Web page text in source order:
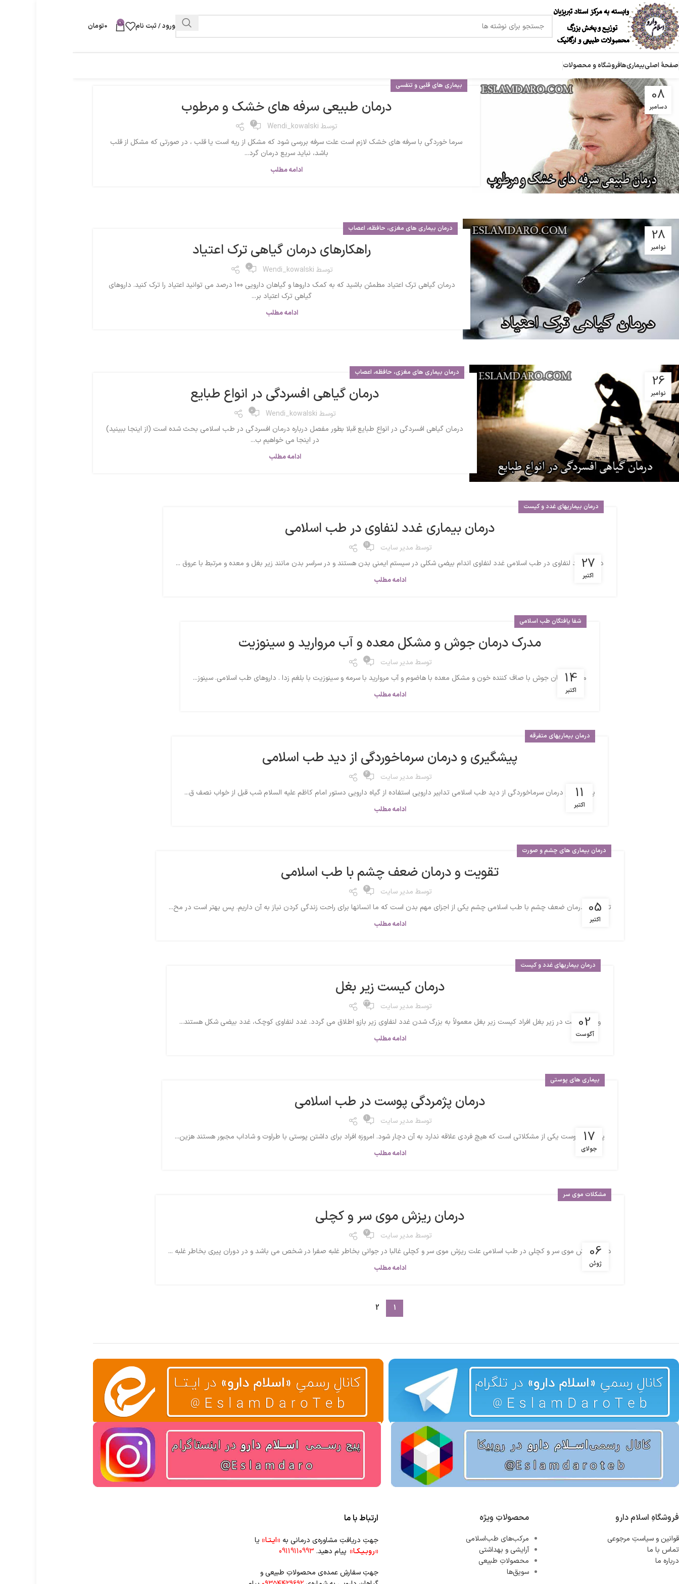
ورود / ثبت نام 0
0تومان
صفحۀ اصلیبیماری‌هافروشگاه و محصولات
08
دسامبر
بیماری های قلبی و تنفسی
درمان طبیعی سرفه های خشک و مرطوب
توسط Wendi_kowalski
2
سرما خوردگی با سرفه های خشک لازم است علت سرفه بررسی شود که مشکل از ریه است یا قلب ، در صورتی که مشکل از قلب
باشد، نباید سریع درمان گرد...
ادامه مطلب
28
نوامبر
درمان بیماری های مغزی، حافظه، اعصاب
راهکارهای درمان گیاهی ترک اعتیاد
توسط Wendi_kowalski
0
درمان گیاهی ترک اعتیاد مطمئن باشید که به کمک داروها و گیاهان دارویی 100 درصد می توانید اعتیاد را ترک کنید. داروهای
گیاهی ترک اعتیاد بر...
ادامه مطلب
26
نوامبر
درمان بیماری های مغزی، حافظه، اعصاب
درمان گیاهی افسردگی در انواع طبایع
توسط Wendi_kowalski
0
درمان گیاهی افسردگی در انواع طبایع قبلا بطور مفصل درباره درمان افسردگی در طب اسلامی بحث شده است (از اینجا ببینید)
در اینجا می خواهیم ب...
ادامه مطلب
27
اکتبر
درمان بیماریهای غدد و کیست
درمان بیماری غدد لنفاوی در طب اسلامی
توسط مدیر سایت 11
درمان غدد لنفاوی در طب اسلامی غدد لنفاوی اندام بیضی شکلی در سیستم ایمنی بدن هستند و در سراسر بدن مانند زیر بغل و معده و مرتبط با عروق ...
ادامه مطلب
14
اکتبر
شفا یافتگان طب اسلامی
مدرک درمان جوش و مشکل معده و آب مروارید و سینوزیت
توسط مدیر سایت 0
مدرک درمان جوش با صاف کننده خون و مشکل معده با هاضوم و آب مروارید با سرمه و سینوزیت با بلغم زدا . داروهای طب اسلامی. سینوز...
ادامه مطلب
11
اکتبر
درمان بیماریهای متفرقه
پیشگیری و درمان سرماخوردگی از دید طب اسلامی
توسط مدیر سایت 4
پیشگیری و درمان سرماخوردگی از دید طب اسلامی تدابیر دارویی استفاده از گیاه دارویی دستور امام كاظم علیه السلام شب قبل از خواب نصف ق...
ادامه مطلب
05
اکتبر
درمان بیماری های چشم و صورت
تقویت و درمان ضعف چشم با طب اسلامی
توسط مدیر سایت 4
تقویت و درمان ضعف چشم با طب اسلامی چشم یکی از اجزای مهم بدن است که ما انسانها برای راحت زندگی کردن نیاز به آن داریم. پس بهتر است در مح...
ادامه مطلب
02
آگوست
درمان بیماریهای غدد و کیست
درمان کیست زیر بغل
توسط مدیر سایت 33
وجود کیست در زیر بغل افراد کیست زیر بغل معمولاً به بزرگ شدن غدد لنفاوی زیر بازو اطلاق می گردد. غدد لنفاوی کوچک، غدد بیضی شکل هستند...
ادامه مطلب
17
جولای
بیماری های پوستی
درمان پژمردگی پوست در طب اسلامی
توسط مدیر سایت 1
پژمردگی پوست یکی از مشکلاتی است که هیچ فردی علاقه ندارد به آن دچار شود. امروزه افراد برای داشتن پوستی با طراوت و شاداب مجبور هستند هزین...
ادامه مطلب
06
ژوئن
مشکلات موی سر
درمان ریزش موی سر و کچلی
توسط مدیر سایت 7
درمان ریزش موی سر و کچلی در طب اسلامی علت ریزش موی سر و کچلی غالبا در جوانی بخاطر غلبه صفرا در شخص می باشد و در دوران پیری بخاطر غلبه ...
ادامه مطلب
1
2
فروشگاهِ اسلام دارو
قوانین و سیاستِ مرجوعی
تماس با ما
درباره ما
محصولاتِ ویژه
مرکب‌های طب‌اسلامی
آرایشی و بهداشتی
محصولاتِ طبیعی
سویق‌ها
ارتباط با ما
جهتِ دریافتِ مشاوره‌ی درمانی به «ایـتـا» یا
«روبـیـکـا» پیام دهید. 09119110993
جهتِ سفارشِ عمده‌‌ی محصولاتِ طبیعی و